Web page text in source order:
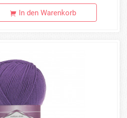
In den Warenkorb